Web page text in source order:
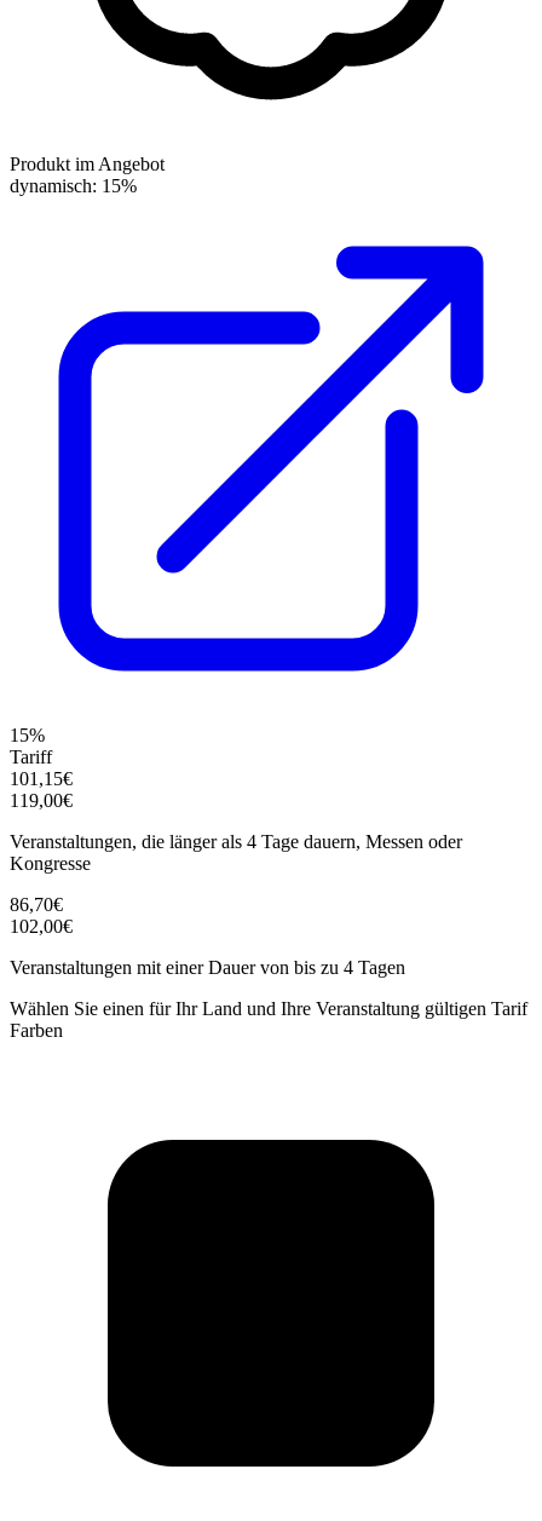
Produkt im Angebot
dynamisch: 15%
15%
Tariff
101,15€
119,00€
Veranstaltungen, die länger als 4 Tage dauern, Messen oder
Kongresse
86,70€
102,00€
Veranstaltungen mit einer Dauer von bis zu 4 Tagen
Wählen Sie einen für Ihr Land und Ihre Veranstaltung gültigen Tarif
Farben